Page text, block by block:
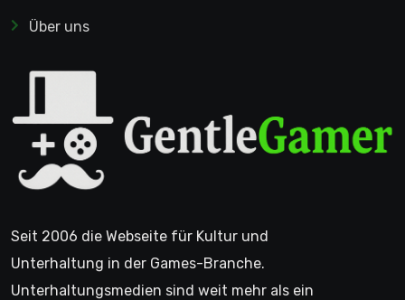
Über uns
Seit 2006 die Webseite für Kultur und
Unterhaltung in der Games-Branche.
Unterhaltungsmedien sind weit mehr als ein